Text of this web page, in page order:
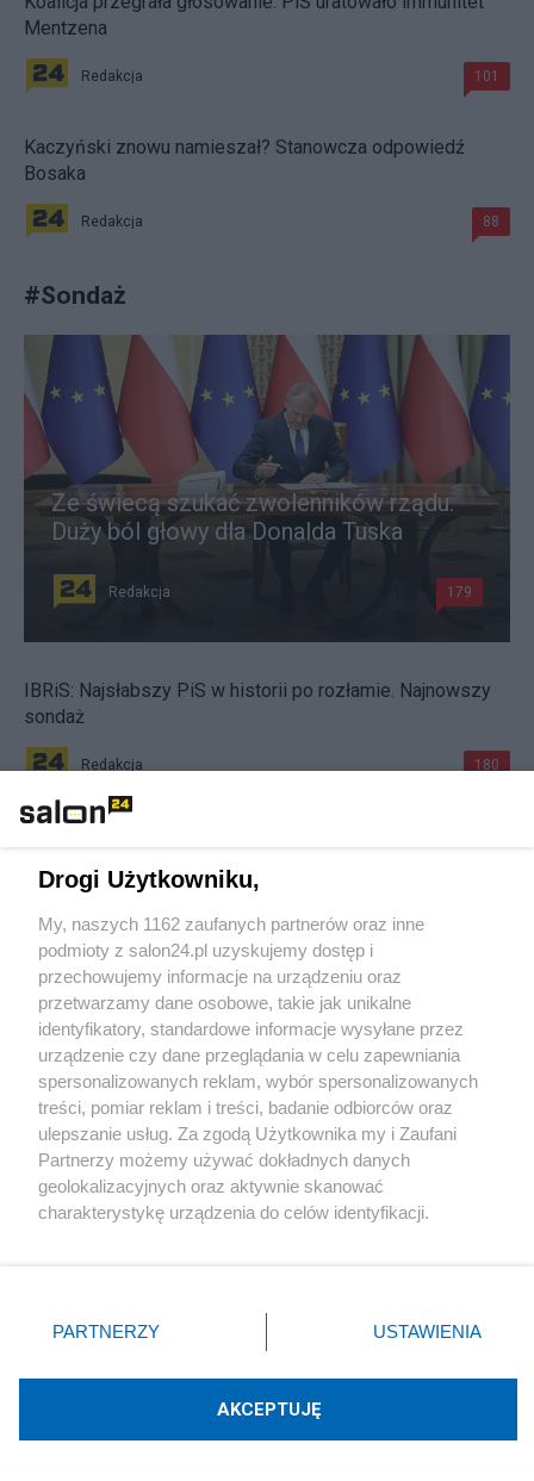
Mentzena
Redakcja 101
Kaczyński znowu namieszał? Stanowcza odpowiedź
Bosaka
Redakcja 88
#Sondaż
Ze świecą szukać zwolenników rządu.
Duży ból głowy dla Donalda Tuska
Redakcja 179
IBRiS: Najsłabszy PiS w historii po rozłamie. Najnowszy
sondaż
Redakcja 180
Tematy michael
PRAWO HISTORIA
PIS IMIGRANCI
KATASTROFA SMOLEŃSKA
Piszą na ten temat
Jan Filip Libicki
Drogi Użytkowniku,
My, naszych 1162 zaufanych partnerów oraz inne
podmioty z salon24.pl uzyskujemy dostęp i
przechowujemy informacje na urządzeniu oraz
przetwarzamy dane osobowe, takie jak unikalne
identyfikatory, standardowe informacje wysyłane przez
urządzenie czy dane przeglądania w celu zapewniania
spersonalizowanych reklam, wybór spersonalizowanych
treści, pomiar reklam i treści, badanie odbiorców oraz
ulepszanie usług. Za zgodą Użytkownika my i Zaufani
Partnerzy możemy używać dokładnych danych
geolokalizacyjnych oraz aktywnie skanować
charakterystykę urządzenia do celów identyfikacji.
zmienić/wycofać klikając przycisk ustawień prywatności
znajdujący się w lewym dolnym rogu strony
rodzaje przetwarzania danych nie wymagają zgody
użytkownika, ale masz prawo sprzeciwić się takiemu
PARTNERZY USTAWIENIA
AKCEPTUJĘ